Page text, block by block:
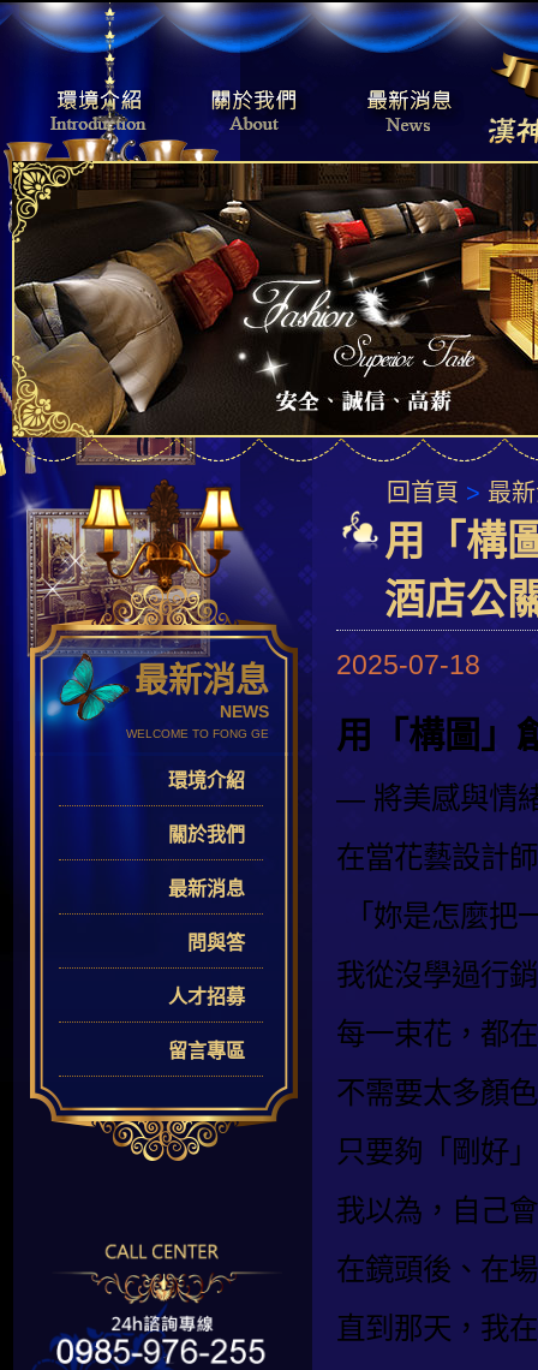
最新消息
NEWS
WELCOME TO FONG GE
環境介紹
關於我們
最新消息
問與答
人才招募
留言專區
回首頁 > 最
用「構
酒店公
2025-07-18
用「構圖」
— 將美感與情
在當花藝設計
「妳是怎麼把
我從沒學過行
每一束花，都
不需要太多顏
只要夠「剛好
我以為，自己
在鏡頭後、在
直到那天，我